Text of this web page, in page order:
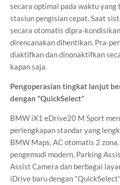
secara optimal pada waktu yang
stasiun pengisian cepat. Saat
secara otomatis dipra-
direncanakan dihentikan. Pra-
diaktifkan dan dinonaktifkan
kapan saja.
Pengoperasian tingkat lanjut
dengan "QuickSelect"
BMW iX1 eDrive20 M Sport
perlengkapan standar yang
BMW Maps, AC otomatis 2
pengemudi modern, Parking
Assist Camera dan berbagai
iDrive baru dengan